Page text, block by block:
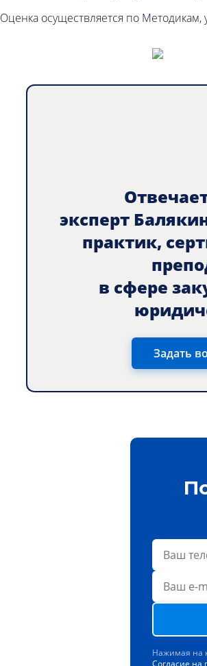
Оценка осуществляется по
эксперт
практик,
в сфере
Задать
Нажимая на
Согласие на